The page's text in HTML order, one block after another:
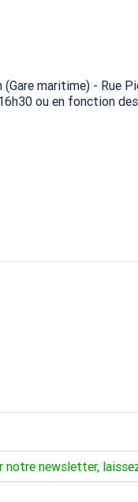
maritime) - Rue
ou en fonction